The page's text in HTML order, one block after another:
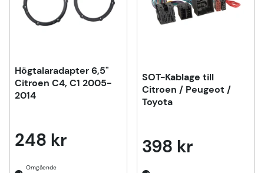
Högtalaradapter 6,5"
Citroen C4, C1 2005-
2014
248 kr
SOT-Kablage till
Citroen / Peugeot /
Toyota
398 kr